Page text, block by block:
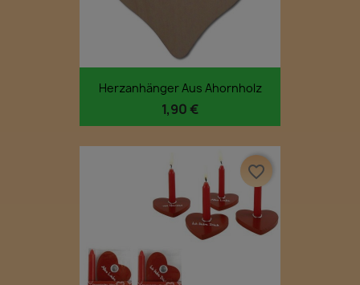
Herzanhänger Aus Ahornholz
1,90 €
favorite_border